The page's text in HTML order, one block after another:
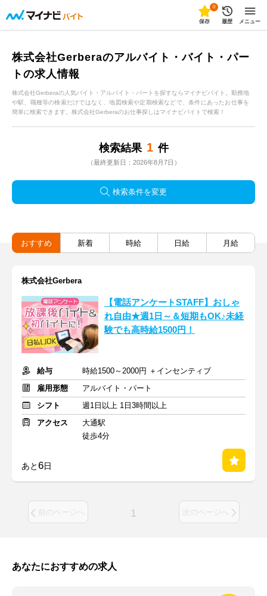
0
保存 履歴 メニュー
株式会社Gerberaのアルバイト・バイト・パー
トの求人情報
株式会社Gerberaの人気バイト・アルバイト・パートを探すならマイナビバイト。勤務地
や駅、職種等の検索だけではなく、地図検索や定期検索などで、条件にあったお仕事を
簡単に検索できます。株式会社Gerberaのお仕事探しはマイナビバイトで検索！
検索結果 1 件
（最終更新日：2026年8月7日）
検索条件を変更
おすすめ 新着 時給 日給 月給
株式会社Gerbera
【電話アンケートSTAFF】おしゃ
れ自由★週1日～＆短期もOK♪未経
験でも高時給1500円！
給与
時給1500～2000円 ＋インセンティブ
雇用形態
アルバイト・パート
シフト
週1日以上 1日3時間以上
アクセス
大通駅
徒歩4分
あと6日
前のページへ 1 次のページへ
あなたにおすすめの求人